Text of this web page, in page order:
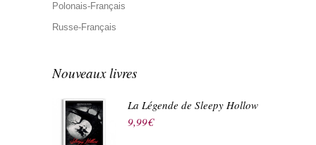
Polonais-Français
Russe-Français
Nouveaux livres
La Légende de Sleepy Hollow
9,99€